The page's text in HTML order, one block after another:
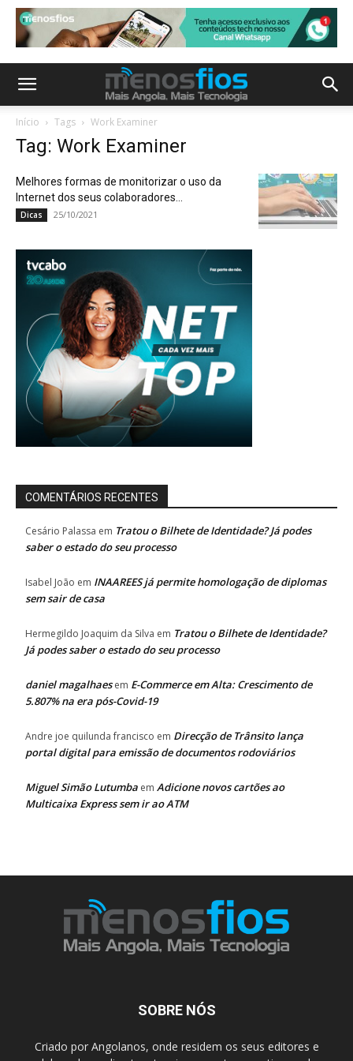
Início Tags Work Examiner
Tag: Work Examiner
Melhores formas de monitorizar o uso da
Internet dos seus colaboradores...
Dicas 25/10/2021
COMENTÁRIOS RECENTES
Cesário Palassa em Tratou o Bilhete de Identidade? Já podes
saber o estado do seu processo
Isabel João em INAAREES já permite homologação de diplomas
sem sair de casa
Hermegildo Joaquim da Silva em Tratou o Bilhete de Identidade?
Já podes saber o estado do seu processo
daniel magalhaesem E-Commerce em Alta: Crescimento de
5.807% na era pós-Covid-19
Andre joe quilunda francisco em Direcção de Trânsito lança
portal digital para emissão de documentos rodoviários
Miguel Simão Lutumba em Adicione novos cartões ao
Multicaixa Express sem ir ao ATM
SOBRE NÓS
Criado por Angolanos, onde residem os seus editores e